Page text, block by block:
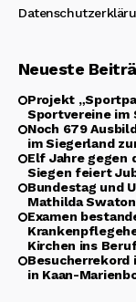
Neueste
Projekt
Sportvereine im
Noch 679
im Siegerland
Elf Jahre gegen
Siegen feiert
Bundestag und
Mathilda
Examen
Kirchen ins
Besucherrekord
in Kaan-